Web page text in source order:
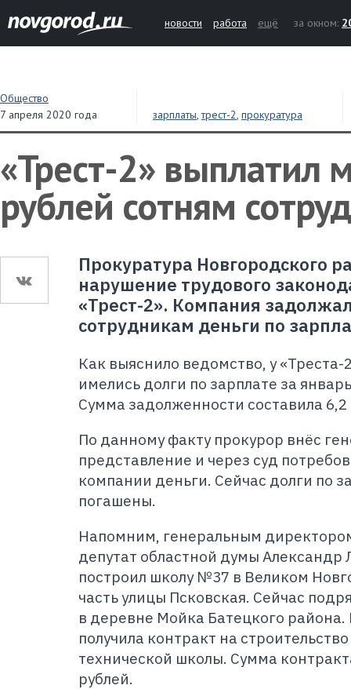
новости работа ещё за окном:
Общество
7 апреля 2020 года
зарплаты,трест-2, прокуратура
«Трест-2» выплатил
рублей сотням
Прокуратура Новгородского
нарушение трудового
«Трест-2». Компания
сотрудникам деньги по
Как выяснило ведомство, у
имелись долги по зарплате за
Сумма задолженности составила
По данному факту прокурор внёс
представление и через суд
компании деньги. Сейчас долги по
погашены.
Напомним, генеральным
депутат областной думы Александр
построил школу №37 в Великом
часть улицы Псковская. Сейчас
в деревне Мойка Батецкого
получила контракт на
технической школы. Сумма
рублей.